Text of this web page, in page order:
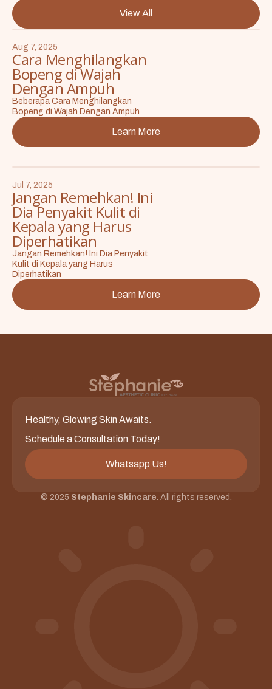
View All
Aug 7, 2025
Cara Menghilangkan
Bopeng di Wajah
Dengan Ampuh
Beberapa Cara Menghilangkan
Bopeng di Wajah Dengan Ampuh
Learn More
Jul 7, 2025
Jangan Remehkan! Ini
Dia Penyakit Kulit di
Kepala yang Harus
Diperhatikan
Jangan Remehkan! Ini Dia Penyakit
Kulit di Kepala yang Harus
Diperhatikan
Learn More
Healthy, Glowing Skin Awaits.
Schedule a Consultation Today!
Whatsapp Us!
© 2025 Stephanie Skincare. All rights reserved.